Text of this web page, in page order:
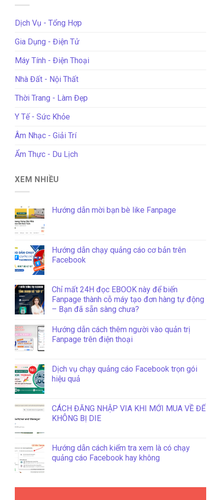
Dịch Vụ - Tổng Hợp
Gia Dụng - Điện Tử
Máy Tính - Điện Thoại
Nhà Đất - Nội Thất
Thời Trang - Làm Đẹp
Y Tế - Sức Khỏe
Âm Nhạc - Giải Trí
Ẩm Thực - Du Lịch
XEM NHIỀU
Hướng dẫn mời bạn bè like Fanpage
Hướng dẫn chạy quảng cáo cơ bản trên
Facebook
Chỉ mất 24H đọc EBOOK này để biến
Fanpage thành cỗ máy tạo đơn hàng tự động
– Bạn đã sẵn sàng chưa?
Hướng dẫn cách thêm người vào quản trị
Fanpage trên điện thoại
Dịch vụ chạy quảng cáo Facebook trọn gói
hiệu quả
CÁCH ĐĂNG NHẬP VIA KHI MỚI MUA VỀ ĐỂ
KHÔNG BỊ DIE
Hướng dẫn cách kiểm tra xem là có chạy
quảng cáo Facebook hay không